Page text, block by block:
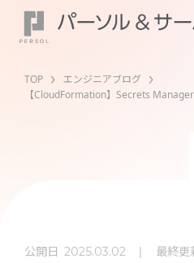
TOP
エンジニアブログ
【CloudFormation】Secrets
公開日 2025.03.02 最終更